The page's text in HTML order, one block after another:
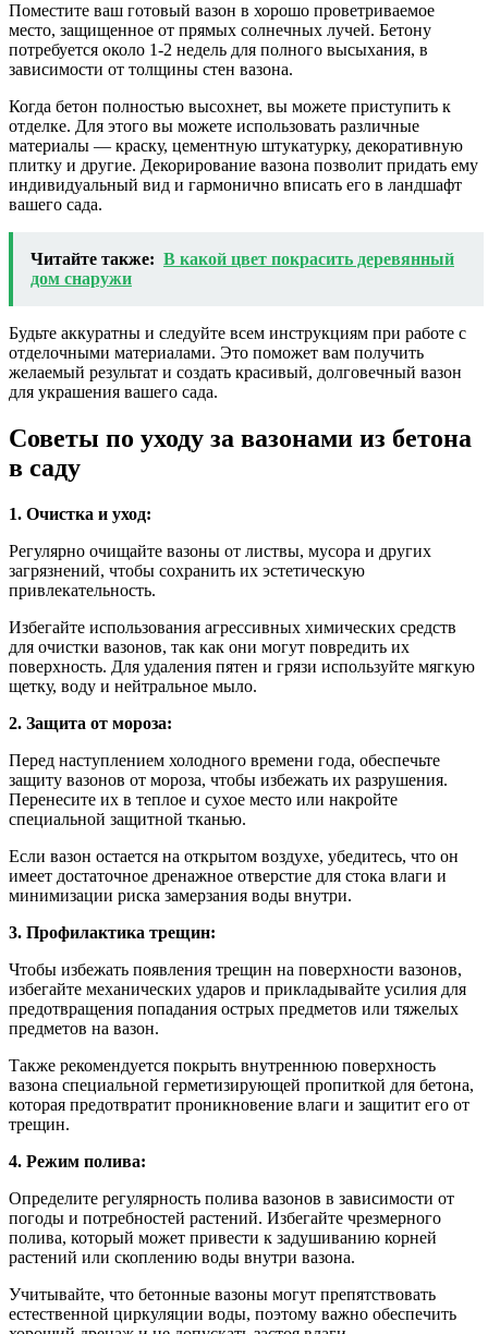
Поместите ваш готовый вазон в хорошо проветриваемое
место, защищенное от прямых солнечных лучей. Бетону
потребуется около 1-2 недель для полного высыхания, в
зависимости от толщины стен вазона.
Когда бетон полностью высохнет, вы можете приступить к
отделке. Для этого вы можете использовать различные
материалы — краску, цементную штукатурку, декоративную
плитку и другие. Декорирование вазона позволит придать ему
индивидуальный вид и гармонично вписать его в ландшафт
вашего сада.
Читайте также: В какой цвет покрасить деревянный
дом снаружи
Будьте аккуратны и следуйте всем инструкциям при работе с
отделочными материалами. Это поможет вам получить
желаемый результат и создать красивый, долговечный вазон
для украшения вашего сада.
Советы по уходу за вазонами из бетона
в саду
1. Очистка и уход:
Регулярно очищайте вазоны от листвы, мусора и других
загрязнений, чтобы сохранить их эстетическую
привлекательность.
Избегайте использования агрессивных химических средств
для очистки вазонов, так как они могут повредить их
поверхность. Для удаления пятен и грязи используйте мягкую
щетку, воду и нейтральное мыло.
2. Защита от мороза:
Перед наступлением холодного времени года, обеспечьте
защиту вазонов от мороза, чтобы избежать их разрушения.
Перенесите их в теплое и сухое место или накройте
специальной защитной тканью.
Если вазон остается на открытом воздухе, убедитесь, что он
имеет достаточное дренажное отверстие для стока влаги и
минимизации риска замерзания воды внутри.
3. Профилактика трещин:
Чтобы избежать появления трещин на поверхности вазонов,
избегайте механических ударов и прикладывайте усилия для
предотвращения попадания острых предметов или тяжелых
предметов на вазон.
Также рекомендуется покрыть внутреннюю поверхность
вазона специальной герметизирующей пропиткой для бетона,
которая предотвратит проникновение влаги и защитит его от
трещин.
4. Режим полива:
Определите регулярность полива вазонов в зависимости от
погоды и потребностей растений. Избегайте чрезмерного
полива, который может привести к задушиванию корней
растений или скоплению воды внутри вазона.
Учитывайте, что бетонные вазоны могут препятствовать
естественной циркуляции воды, поэтому важно обеспечить